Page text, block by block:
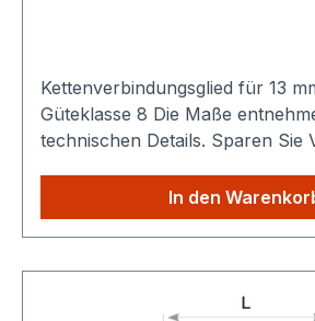
Kettenverbindungsglied für 13
Güteklasse 8 Die Maße entnehmen Sie bitte den
technischen Details. Sparen Sie Versandkosten:
kaufen, Sie zahlen nur einmalig
Versandkosten.
In den